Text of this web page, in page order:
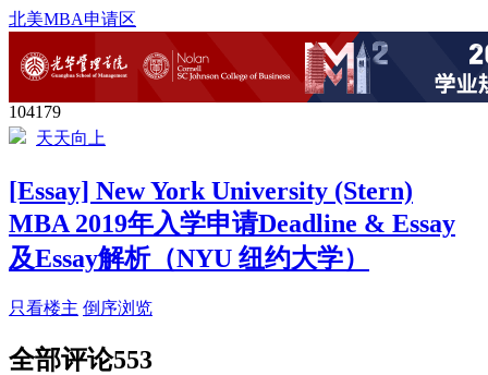
北美MBA申请区
104179
天天向上
[Essay] New York University (Stern)
MBA 2019年入学申请Deadline & Essay
及Essay解析（NYU 纽约大学）
只看楼主 倒序浏览
全部评论553